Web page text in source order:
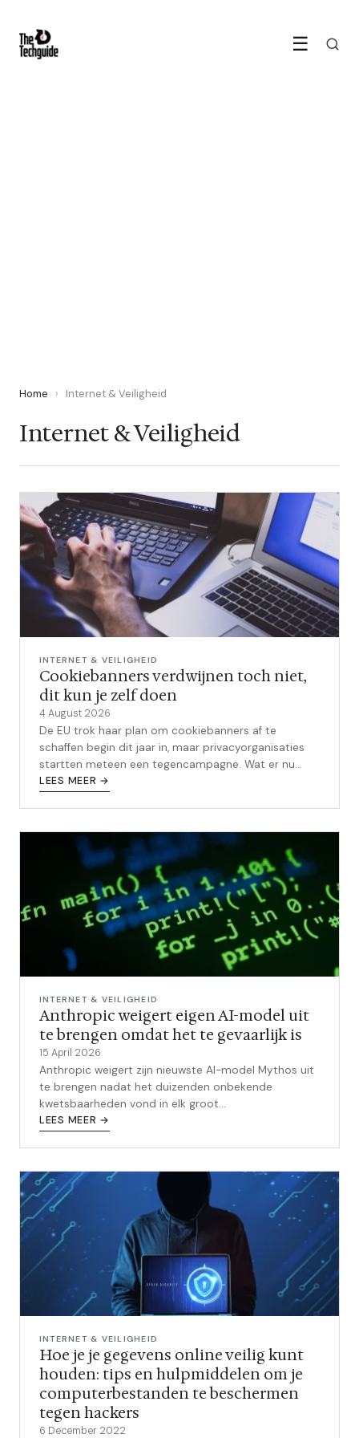
☰
Home › Internet & Veiligheid
Internet & Veiligheid
INTERNET & VEILIGHEID
Cookiebanners verdwijnen toch niet,
dit kun je zelf doen
4 August 2026
De EU trok haar plan om cookiebanners af te
schaffen begin dit jaar in, maar privacyorganisaties
startten meteen een tegencampagne. Wat er nu
speelt, en wat je zelf kunt doen.
LEES MEER →
INTERNET & VEILIGHEID
Anthropic weigert eigen AI-model uit
te brengen omdat het te gevaarlijk is
15 April 2026
Anthropic weigert zijn nieuwste AI-model Mythos uit
te brengen nadat het duizenden onbekende
kwetsbaarheden vond in elk groot
besturingssysteem en elke webbrowser.
LEES MEER →
INTERNET & VEILIGHEID
Hoe je je gegevens online veilig kunt
houden: tips en hulpmiddelen om je
computerbestanden te beschermen
tegen hackers
6 December 2022